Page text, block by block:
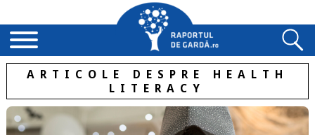
ARTICOLE DESPRE HEALTH
LITERACY